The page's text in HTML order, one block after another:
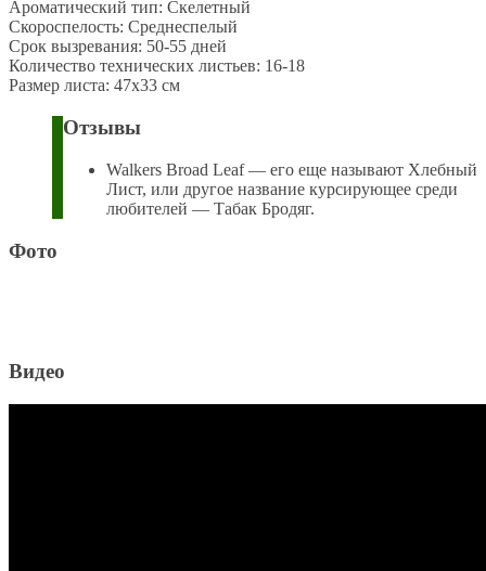
Ароматический тип: Скелетный
Скороспелость: Среднеспелый
Срок вызревания: 50-55 дней
Количество технических листьев: 16-18
Размер листа: 47х33 см
Отзывы
Walkers Broad Leaf — его еще называют Хлебный
Лист, или другое название курсирующее среди
любителей — Табак Бродяг.
Фото
Видео